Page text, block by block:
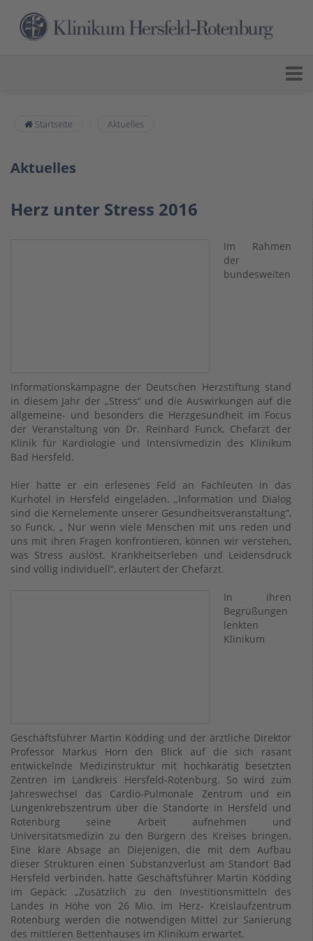
Startseite Aktuelles
Aktuelles
Herz unter Stress 2016
Im Rahmen
der
bundesweiten
Informationskampagne der Deutschen Herzstiftung stand
in diesem Jahr der „Stress“ und die Auswirkungen auf die
allgemeine- und besonders die Herzgesundheit im Focus
der Veranstaltung von Dr. Reinhard Funck, Chefarzt der
Klinik für Kardiologie und Intensivmedizin des Klinikum
Bad Hersfeld.
Hier hatte er ein erlesenes Feld an Fachleuten in das
Kurhotel in Hersfeld eingeladen. „Information und Dialog
sind die Kernelemente unserer Gesundheitsveranstaltung“,
so Funck. „ Nur wenn viele Menschen mit uns reden und
uns mit ihren Fragen konfrontieren, können wir verstehen,
was Stress auslöst. Krankheitserleben und Leidensdruck
sind völlig individuell“, erläutert der Chefarzt.
In ihren
Begrüßungen
lenkten
Klinikum
Geschäftsführer Martin Ködding und der ärztliche Direktor
Professor Markus Horn den Blick auf die sich rasant
entwickelnde Medizinstruktur mit hochkarätig besetzten
Zentren im Landkreis Hersfeld-Rotenburg. So wird zum
Jahreswechsel das Cardio-Pulmonale Zentrum und ein
Lungenkrebszentrum über die Standorte in Hersfeld und
Rotenburg seine Arbeit aufnehmen und
Universitätsmedizin zu den Bürgern des Kreises bringen.
Eine klare Absage an Diejenigen, die mit dem Aufbau
dieser Strukturen einen Substanzverlust am Standort Bad
Hersfeld verbinden, hatte Geschäftsführer Martin Ködding
im Gepäck: „Zusätzlich zu den Investitionsmitteln des
Landes in Höhe von 26 Mio. im Herz- Kreislaufzentrum
Rotenburg werden die notwendigen Mittel zur Sanierung
des mittleren Bettenhauses im Klinikum erwartet.